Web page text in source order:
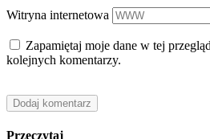
Witryna internetowa
Zapamiętaj moje dane w tej
kolejnych komentarzy.
Przeczytaj